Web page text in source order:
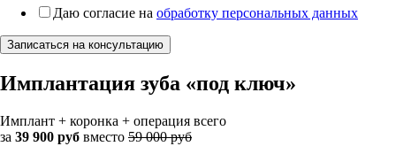
Даю согласие на обработку персональных данных
Записаться на консультацию
Имплантация зуба «под ключ»
Имплант + коронка + операция всего
за 39 900 руб вместо 59 000 руб